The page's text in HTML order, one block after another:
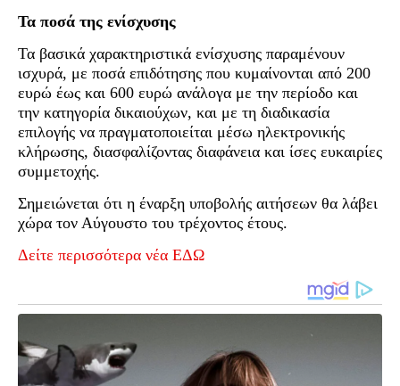
Τα ποσά της ενίσχυσης
Τα βασικά χαρακτηριστικά ενίσχυσης παραμένουν
ισχυρά, με ποσά επιδότησης που κυμαίνονται από 200
ευρώ έως και 600 ευρώ ανάλογα με την περίοδο και
την κατηγορία δικαιούχων, και με τη διαδικασία
επιλογής να πραγματοποιείται μέσω ηλεκτρονικής
κλήρωσης, διασφαλίζοντας διαφάνεια και ίσες ευκαιρίες
συμμετοχής.
Σημειώνεται ότι η έναρξη υποβολής αιτήσεων θα λάβει
χώρα τον Αύγουστο του τρέχοντος έτους.
Δείτε περισσότερα νέα ΕΔΩ